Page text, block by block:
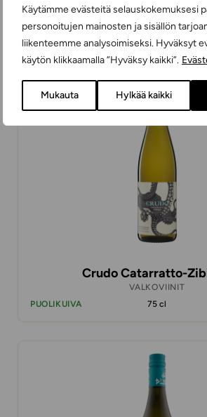
Käytämme evästeitä selauskokemuksesi
personoitujen mainosten ja sisällön
liikenteemme analysoimiseksi. Hyväksyt
käytön klikkaamalla ”Hyväksy kaikki”.
Mukauta Hylkää kaikki
VALKOVIINIT
KUIVA
75 cl
Crudo Catarratto-
VALKOVIINIT
PUOLIKUIVA
75 cl